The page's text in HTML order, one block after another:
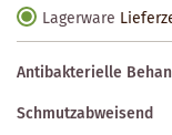
Lagerware
Antibakterielle
Schmutzabweisend